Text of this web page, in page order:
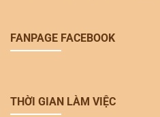
FANPAGE FACEBOOK
THỜI GIAN LÀM VIỆC